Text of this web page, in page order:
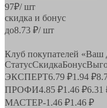
97₽/ шт
скидка и бонус
до8.73 ₽/ шт
Клуб покупателей «Ваш
СтатусСкидкаБонус
ЭКСПЕРТ6.79 ₽1.94 ₽
ПРОФИ4.85 ₽1.46 ₽6.31
МАСТЕР-1.46 ₽1.46 ₽